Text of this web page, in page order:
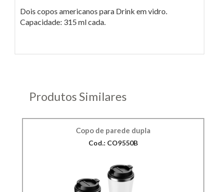
Dois copos americanos para Drink em vidro.
Capacidade: 315 ml cada.
Produtos Similares
Copo de parede dupla
Cod.: CO9550B